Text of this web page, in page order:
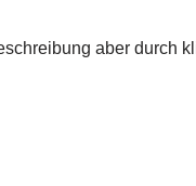
aber durch